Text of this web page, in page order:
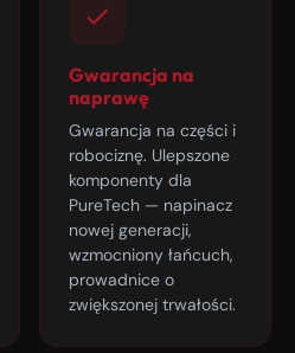
Gwarancja na
naprawę
Gwarancja na części i
robociznę. Ulepszone
komponenty dla
PureTech — napinacz
nowej generacji,
wzmocniony łańcuch,
prowadnice o
zwiększonej trwałości.